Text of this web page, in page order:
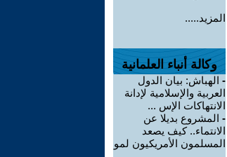
المزيد.....
وكالة أنباء العلمانية
- الهباش: بيان الدول
العربية والإسلامية لإدانة
الانتهاكات الإس ...
- المشروع بديلا عن
الانتماء.. كيف يصعد
المسلمون الأمريكيون لمو